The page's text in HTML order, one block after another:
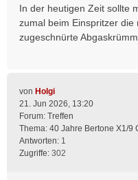
In der heutigen Zeit sollte
zumal beim Einspritzer
zugeschnürte
von Holgi
21. Jun 2026, 13:20
Forum: Treffen
Thema: 40 Jahre Bertone X1/9
Antworten: 1
Zugriffe: 302